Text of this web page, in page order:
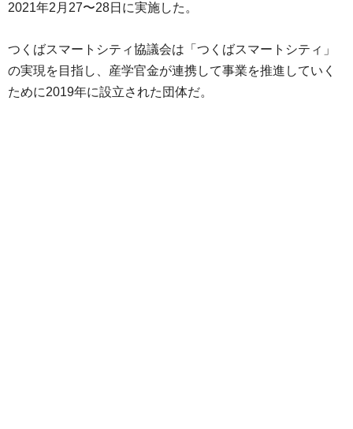
2021年2月27〜28日に実施した。
つくばスマートシティ協議会は「つくばスマートシティ」
の実現を目指し、産学官金が連携して事業を推進していく
ために2019年に設立された団体だ。